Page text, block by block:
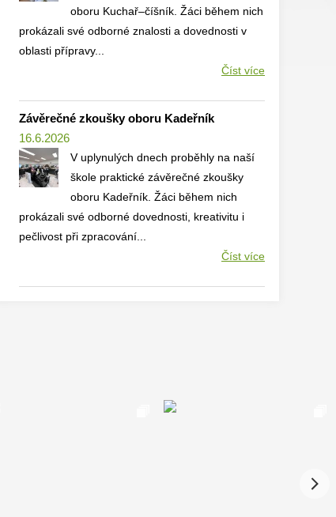
oboru Kuchař–číšník. Žáci během nich
prokázali své odborné znalosti a dovednosti v
oblasti přípravy...
Číst více
Závěrečné zkoušky oboru Kadeřník
16.6.2026
V uplynulých dnech proběhly na naší
škole praktické závěrečné zkoušky
oboru Kadeřník. Žáci během nich
prokázali své odborné dovednosti, kreativitu i
pečlivost při zpracování...
Číst více